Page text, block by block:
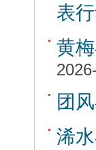
表
黄
团
浠